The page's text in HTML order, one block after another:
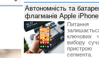
Автономність та
флагманів Apple
Питання
ключових
вибору
сегмента.